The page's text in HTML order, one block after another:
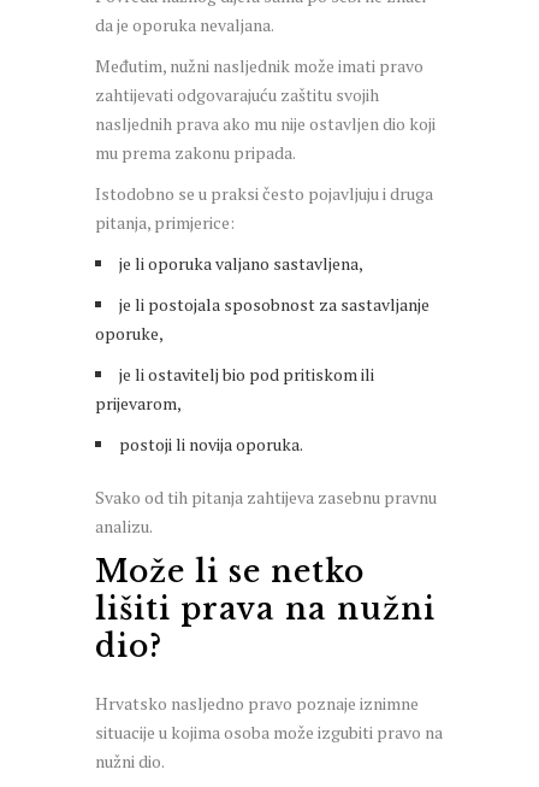
da je oporuka nevaljana.
Međutim, nužni nasljednik može imati pravo
zahtijevati odgovarajuću zaštitu svojih
nasljednih prava ako mu nije ostavljen dio koji
mu prema zakonu pripada.
Istodobno se u praksi često pojavljuju i druga
pitanja, primjerice:
je li oporuka valjano sastavljena,
je li postojala sposobnost za sastavljanje
oporuke,
je li ostavitelj bio pod pritiskom ili
prijevarom,
postoji li novija oporuka.
Svako od tih pitanja zahtijeva zasebnu pravnu
analizu.
Može li se netko
lišiti prava na nužni
dio?
Hrvatsko nasljedno pravo poznaje iznimne
situacije u kojima osoba može izgubiti pravo na
nužni dio.